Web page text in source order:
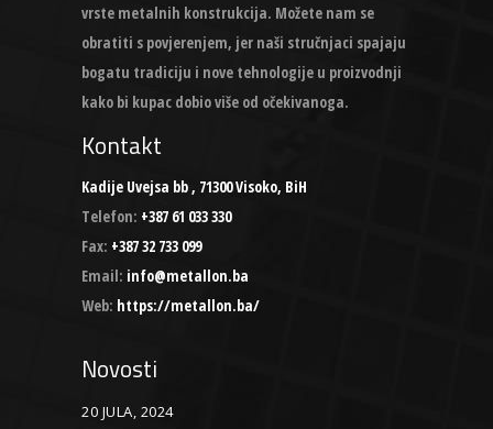
vrste metalnih konstrukcija. Možete nam se
obratiti s povjerenjem, jer naši stručnjaci spajaju
bogatu tradiciju i nove tehnologije u proizvodnji
kako bi kupac dobio više od očekivanoga.
Kontakt
Kadije Uvejsa bb , 71300 Visoko, BiH
Telefon: +387 61 033 330
Fax: +387 32 733 099
Email: info@metallon.ba
Web: https://metallon.ba/
Novosti
20 JULA, 2024